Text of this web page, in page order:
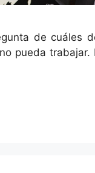
de cuáles
pueda